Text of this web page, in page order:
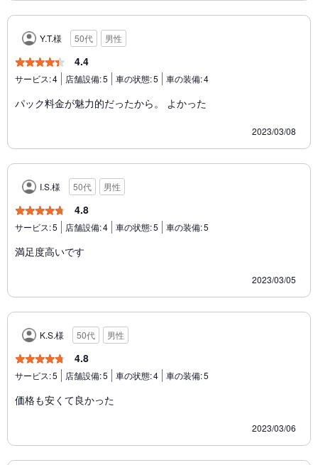
Y.T.様 50代 男性
4.4
サービス:4 店舗設備:5 車の状態:5 車の装備:4
パック料金が魅力的だったから。 よかった
2023/03/08
I.S.様 50代 男性
4.8
サービス:5 店舗設備:4 車の状態:5 車の装備:5
満足度高いです
2023/03/05
K.S.様 50代 男性
4.8
サービス:5 店舗設備:5 車の状態:4 車の装備:5
価格も安くて良かった
2023/03/06